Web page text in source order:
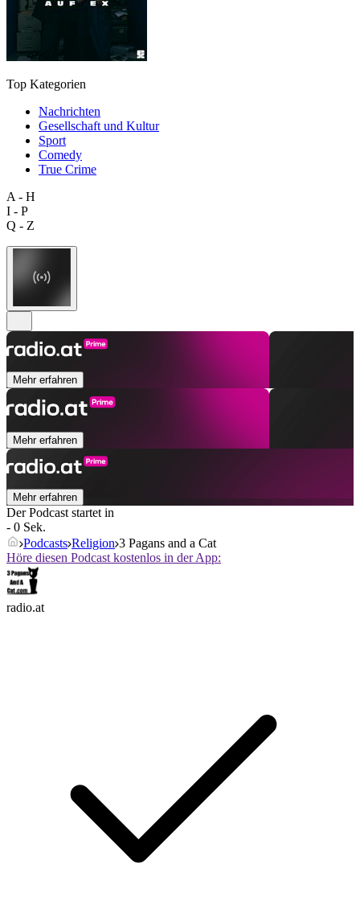
Top Kategorien
Nachrichten
Gesellschaft und Kultur
Sport
Comedy
True Crime
A - H
I - P
Q - Z
Mehr erfahren
Mehr erfahren
Mehr erfahren
Der Podcast startet in
- 0 Sek.
Podcasts Religion 3 Pagans and a Cat
Höre diesen Podcast kostenlos in der App:
radio.at